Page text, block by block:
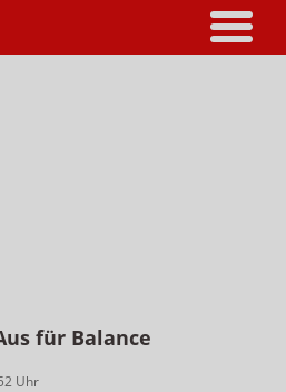
für Balance
Uhr